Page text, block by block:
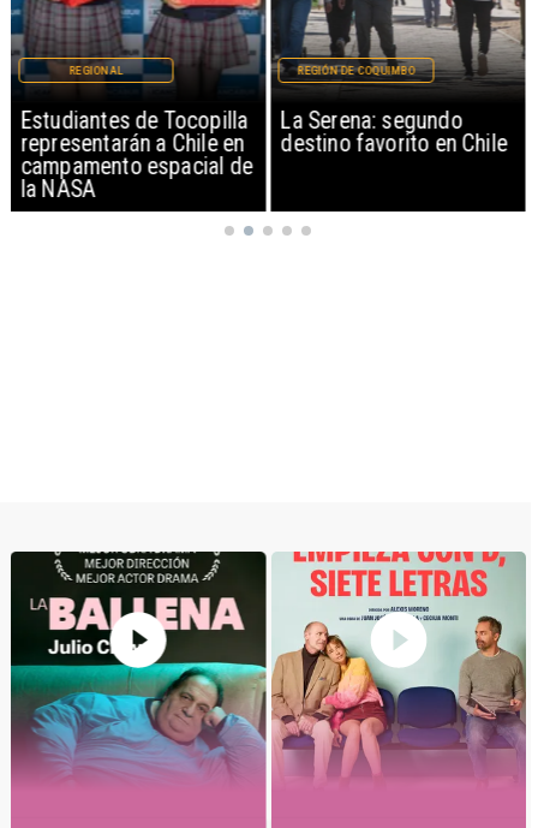
Estudiantes de Tocopilla
representarán a Chile en
campamento espacial de
la NASA
REGIONAL
La Serena: segundo
destino favorito en Chile
REGIÓN DE COQUIMBO